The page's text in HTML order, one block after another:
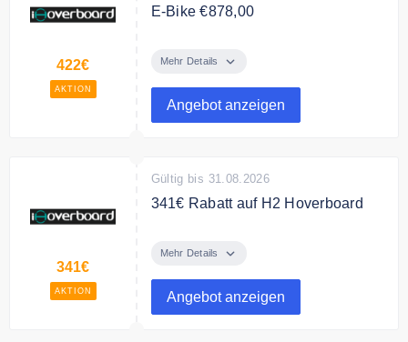
422€
AKTION
E‑Bike €878,00
Trekking E‑Bike. Preisgünstige
Bauweise und zuverlässiger
Leistung, für nur 878€
Mehr Details
Angebot anzeigen
341€
AKTION
Gültig bis 31.08.2026
341€ Rabatt auf H2 Hoverboard
Bluetooth Hoverboard
Mehr Details
Angebot anzeigen